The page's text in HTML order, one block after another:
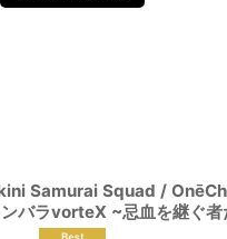
Samurai Squad /
バラvorteX ~忌血を継ぐ者